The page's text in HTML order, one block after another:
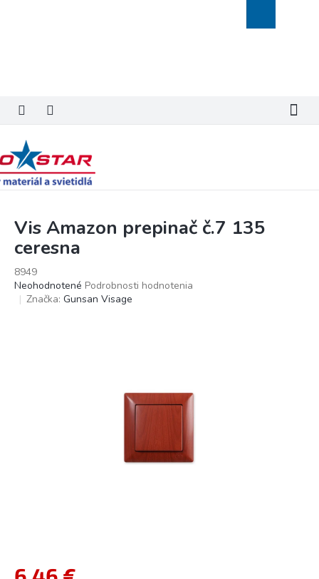
košík
Vis Amazon prepinač č.7 135
ceresna
8949
Priemerné
hodnotenie
Neohodnotené Podrobnosti hodnotenia
Značka: Gunsan Visage